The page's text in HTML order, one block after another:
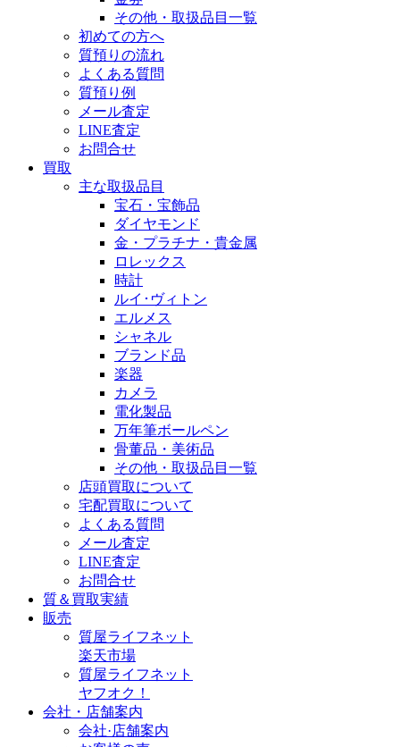
その他・取扱品目一覧
初めての方へ
質預りの流れ
よくある質問
質預り例
メール査定
LINE査定
お問合せ
買取
主な取扱品目
宝石・宝飾品
ダイヤモンド
金・プラチナ・貴金属
ロレックス
時計
ルイ･ヴィトン
エルメス
シャネル
ブランド品
楽器
カメラ
電化製品
万年筆ボールペン
骨董品・美術品
その他・取扱品目一覧
店頭買取について
宅配買取について
よくある質問
メール査定
LINE査定
お問合せ
質＆買取実績
販売
質屋ライフネット
楽天市場
質屋ライフネット
ヤフオク！
会社・店舗案内
会社·店舗案内